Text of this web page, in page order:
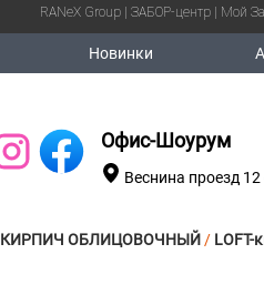
RANeX Group | ЗАБОР-центр | Мой
Новинки
Офис-Шоурум
Веснина проезд 12
КИРПИЧ ОБЛИЦОВОЧНЫЙ/ LOFT-